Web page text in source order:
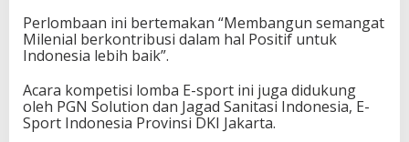
A
c
a
a
P
e
Perlombaan ini bertemakan “Membangun semangat
Milenial berkontribusi dalam hal Positif untuk
Indonesia lebih baik”.
Acara kompetisi lomba E-sport ini juga didukung
oleh PGN Solution dan Jagad Sanitasi Indonesia, E-
Sport Indonesia Provinsi DKI Jakarta.